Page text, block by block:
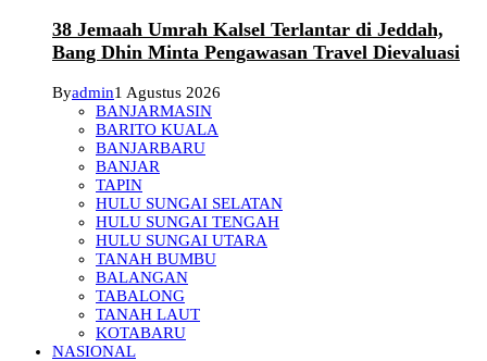
38 Jemaah Umrah Kalsel Terlantar di Jeddah,
Bang Dhin Minta Pengawasan Travel Dievaluasi
Byadmin1 Agustus 2026
BANJARMASIN
BARITO KUALA
BANJARBARU
BANJAR
TAPIN
HULU SUNGAI SELATAN
HULU SUNGAI TENGAH
HULU SUNGAI UTARA
TANAH BUMBU
BALANGAN
TABALONG
TANAH LAUT
KOTABARU
NASIONAL